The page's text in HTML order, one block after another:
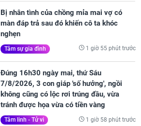
Bị nhân tình của chồng mỉa mai vợ có
màn đáp trả sau đó khiến cô ta khóc
nghẹn
Tâm sự gia đình 1 giờ 55 phút trước
Đúng 16h30 ngày mai, thứ Sáu
7/8/2026, 3 con giáp 'số hưởng', ngồi
không cũng có lộc rơi trúng đầu, vừa
tránh được họa vừa có tiền vàng
Tâm linh - Tử vi 1 giờ 58 phút trước